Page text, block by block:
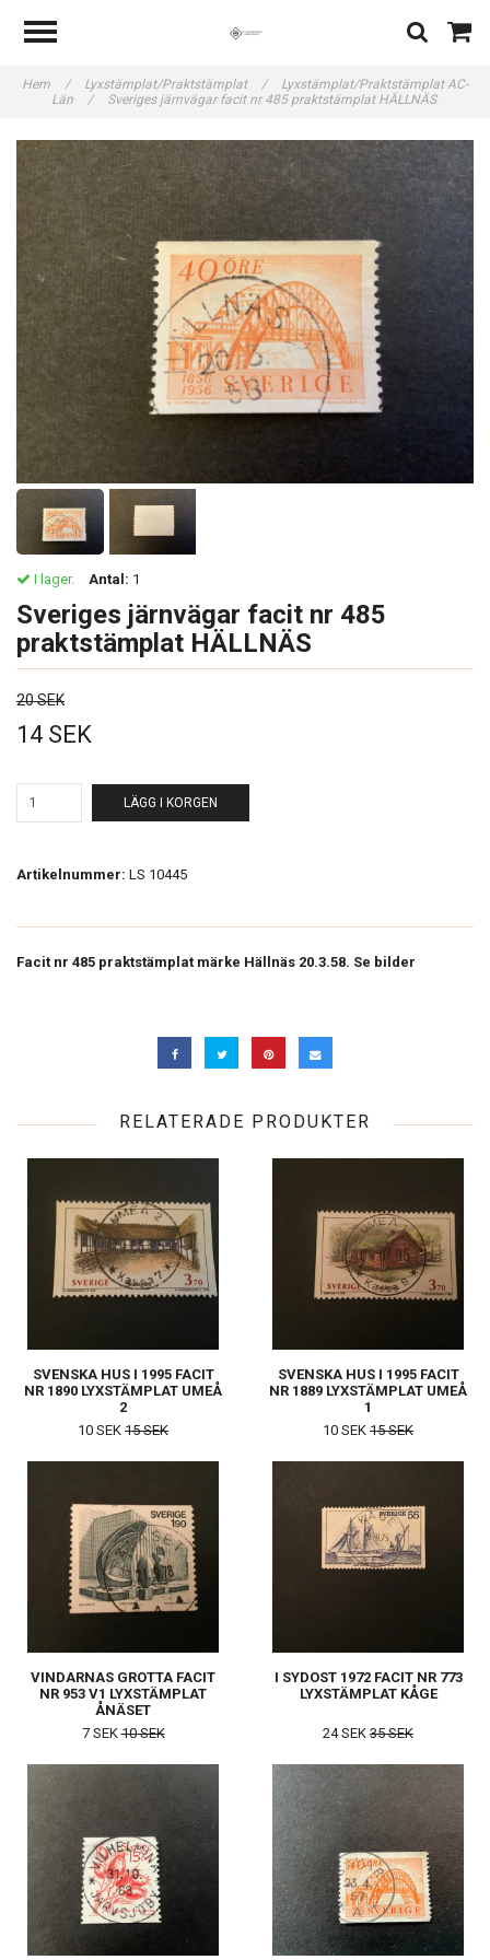
Hem / Lyxstämplat/Praktstämplat /
Lyxstämplat/Praktstämplat AC-
Län
/ Sveriges järnvägar facit nr 485 praktstämplat HÄLLNÄS
I lager. Antal: 1
Sveriges järnvägar facit nr 485
praktstämplat HÄLLNÄS
20 SEK
14 SEK
LÄGG I KORGEN
Artikelnummer: LS 10445
Facit nr 485 praktstämplat märke Hällnäs 20.3.58. Se bilder
RELATERADE PRODUKTER
SVENSKA HUS I 1995 FACIT
NR 1890 LYXSTÄMPLAT UMEÅ
2
10 SEK 15 SEK
SVENSKA HUS I 1995 FACIT
NR 1889 LYXSTÄMPLAT UMEÅ
1
10 SEK 15 SEK
VINDARNAS GROTTA FACIT
NR 953 V1 LYXSTÄMPLAT
ÅNÄSET
7 SEK10 SEK
I SYDOST 1972 FACIT NR 773
LYXSTÄMPLAT KÅGE
24 SEK 35 SEK